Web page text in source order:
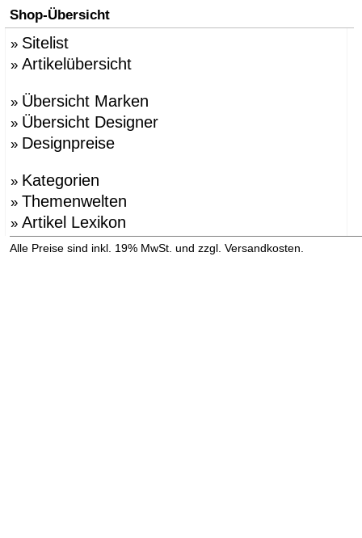
Shop-Übersicht
» Sitelist
» Artikelübersicht
» Übersicht Marken
» Übersicht Designer
» Designpreise
» Kategorien
» Themenwelten
» Artikel Lexikon
Alle Preise sind inkl. 19% MwSt. und zzgl. Versandkosten.